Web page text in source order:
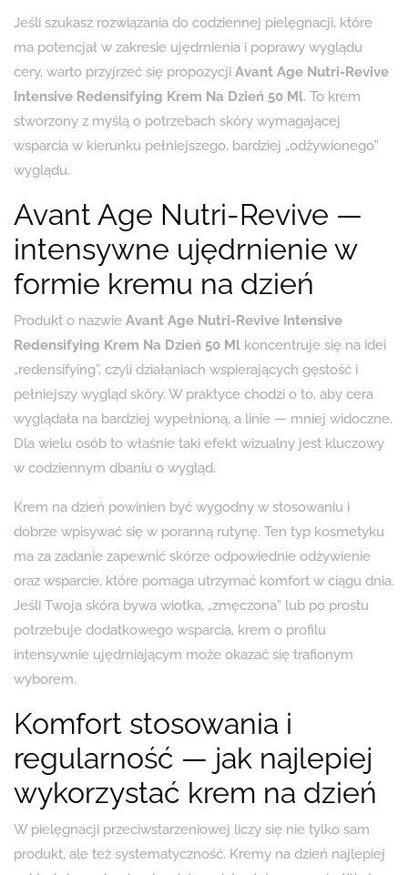
Jeśli szukasz rozwiązania do codziennej pielęgnacji, które
ma potencjał w zakresie ujędrnienia i poprawy wyglądu
cery, warto przyjrzeć się propozycji Avant Age Nutri-Revive
Intensive Redensifying Krem Na Dzień 50 Ml. To krem
stworzony z myślą o potrzebach skóry wymagającej
wsparcia w kierunku pełniejszego, bardziej „odżywionego”
wyglądu.
Avant Age Nutri-Revive —
intensywne ujędrnienie w
formie kremu na dzień
Produkt o nazwie Avant Age Nutri-Revive Intensive
Redensifying Krem Na Dzień 50 Ml koncentruje się na idei
„redensifying”, czyli działaniach wspierających gęstość i
pełniejszy wygląd skóry. W praktyce chodzi o to, aby cera
wyglądała na bardziej wypełnioną, a linie — mniej widoczne.
Dla wielu osób to właśnie taki efekt wizualny jest kluczowy
w codziennym dbaniu o wygląd.
Krem na dzień powinien być wygodny w stosowaniu i
dobrze wpisywać się w poranną rutynę. Ten typ kosmetyku
ma za zadanie zapewnić skórze odpowiednie odżywienie
oraz wsparcie, które pomaga utrzymać komfort w ciągu dnia.
Jeśli Twoja skóra bywa wiotka, „zmęczona” lub po prostu
potrzebuje dodatkowego wsparcia, krem o profilu
intensywnie ujędrniającym może okazać się trafionym
wyborem.
Komfort stosowania i
regularność — jak najlepiej
wykorzystać krem na dzień
W pielęgnacji przeciwstarzeniowej liczy się nie tylko sam
produkt, ale też systematyczność. Kremy na dzień najlepiej